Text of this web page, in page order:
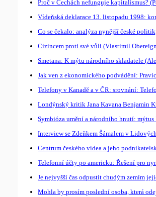
Proč v Čechách nefunguje kapitalismus?
Vídeňská deklarace 13. listopadu 1998:
Co se čekalo: analýza nynější české
Cizincem proti své vůli (Vlastimil
Smetana: K mýtu národního skladatele
Jak ven z ekonomického podvádění:
Telefony v Kanadě a v ČR: srovnání:
Londýnský kritik Jana Kavana Benjamin
Symbióza umění a národního hnutí:
Interview se Zdeňkem Šámalem v
Centrum českého videa a jeho
Telefonní účty po americku: Řešení pro
Je nejvyšší čas odpustit chudým zemím
Mohla by prosím poslední osoba, která